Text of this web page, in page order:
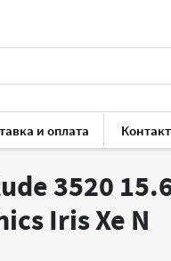
и оплата
Dell Latitude 3520
3520
Iris Xe N